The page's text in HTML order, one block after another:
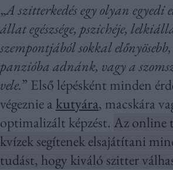
„A szitterkedés egy olyan egyedi
állat egészsége, pszichéje,
szempontjából sokkal
panzióba adnánk, vagy a
vele.” Első lépésként minden
végeznie a kutyára, macskára
optimalizált képzést. Az online
kvízek segítenek elsajátítani
tudást, hogy kiváló szitter